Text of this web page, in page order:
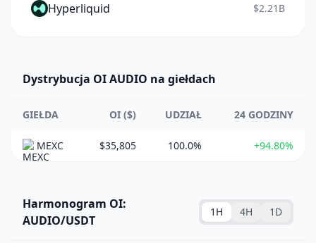
Hyperliquid $2.21B
Dystrybucja OI AUDIO na giełdach
GIEŁDA OI ($) UDZIAŁ 24 GODZINY
MEXC $35,805 100.0% +94.80%
Harmonogram OI:
AUDIO/USDT
1H 4H 1D